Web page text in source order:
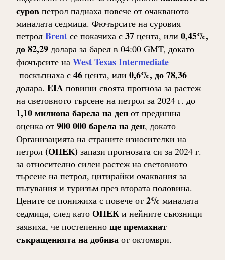
суровпетрол паднаха повече от очакваното
миналата седмица. Фючърсите на суровия
петрол Brentсе покачиха с 37цента, или 0,45%,
до 82,29долара за барел в 04:00 GMT, докато
фючърсите на West Texas Intermediate
поскъпнаха с 46цента, или 0,6%, до 78,36
долара. EIAповиши своята прогноза за растеж
на световното търсене на петрол за 2024 г. до
1,10 милиона барела на денот предишна
оценка от900 000 барела на ден, докато
Организацията на страните износителки на
петрол(ОПЕК)запази прогнозата си за 2024 г.
за относително силен растеж на световното
търсене на петрол, цитирайки очаквания за
пътувания и туризъм през втората половина.
Цените се понижиха с повече от2% миналата
седмица, след като ОПЕКи нейните съюзници
заявиха, че постепенноще премахнат
съкращенията на добиваот октомври.